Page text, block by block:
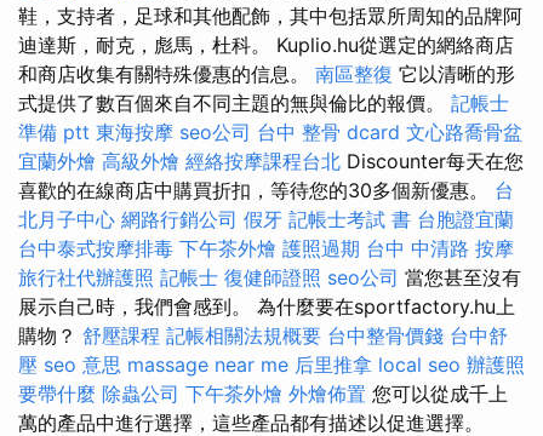
鞋，支持者，足球和其他配飾，其中包括眾所周知的品牌阿
迪達斯，耐克，彪馬，杜科。 Kuplio.hu從選定的網絡商店
和商店收集有關特殊優惠的信息。 南區整復 它以清晰的形
式提供了數百個來自不同主題的無與倫比的報價。 記帳士
準備 ptt 東海按摩 seo公司 台中 整骨 dcard 文心路喬骨盆
宜蘭外燴 高級外燴 經絡按摩課程台北 Discounter每天在您
喜歡的在線商店中購買折扣，等待您的30多個新優惠。 台
北月子中心 網路行銷公司 假牙 記帳士考試 書 台胞證宜蘭
台中泰式按摩排毒 下午茶外燴 護照過期 台中 中清路 按摩
旅行社代辦護照 記帳士 復健師證照 seo公司 當您甚至沒有
展示自己時，我們會感到。 為什麼要在sportfactory.hu上
購物？ 舒壓課程 記帳相關法規概要 台中整骨價錢 台中舒
壓 seo 意思 massage near me 后里推拿 local seo 辦護照
要帶什麼 除蟲公司 下午茶外燴 外燴佈置 您可以從成千上
萬的產品中進行選擇，這些產品都有描述以促進選擇。